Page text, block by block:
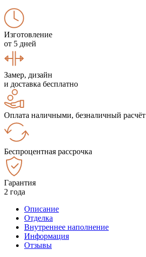
Изготовление
от 5 дней
Замер, дизайн
и доставка бесплатно
Оплата наличными, безналичный расчёт
Беспроцентная рассрочка
Гарантия
2 года
Описание
Отделка
Внутреннее наполнение
Информация
Отзывы